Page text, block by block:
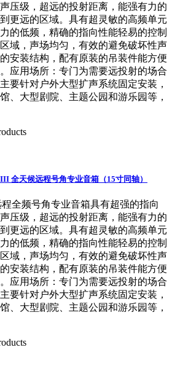
压级，超远的投射距离，能强有力的
更远的区域。具有超灵敏的高频单元
的低频，精确的指向性能轻易的控制
域，声场均匀，有效的避免破坏性声
安装结构，配有原装的吊装件能方便
应用场所：专门为需要远投射的场合
要针对户外大型扩声系统固定安装，
、大型剧院、主题公园和游乐园等，
全天候远程号角专业音箱（15寸同轴）
全频号角专业音箱具有超强的指向
压级，超远的投射距离，能强有力的
更远的区域。具有超灵敏的高频单元
的低频，精确的指向性能轻易的控制
域，声场均匀，有效的避免破坏性声
安装结构，配有原装的吊装件能方便
应用场所：专门为需要远投射的场合
要针对户外大型扩声系统固定安装，
、大型剧院、主题公园和游乐园等，